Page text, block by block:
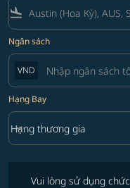
flight_land
Ngân sách
VND
Hạng Bay
Hạng Bay option Hạng
Hạng thương gia
keyboard_arrow_down
Vui lòng sử dụng